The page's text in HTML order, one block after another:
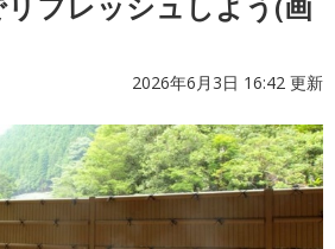
2026年6月3日 16:42 更新